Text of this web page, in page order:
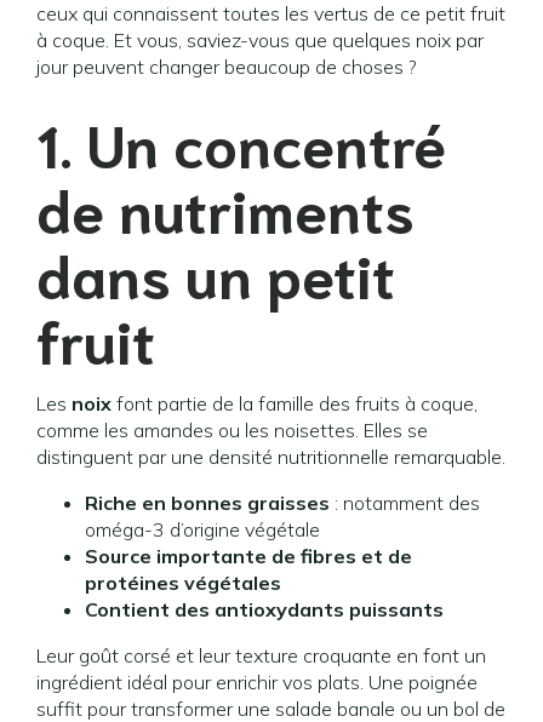
ceux qui connaissent toutes les vertus de ce petit fruit
à coque. Et vous, saviez-vous que quelques noix par
jour peuvent changer beaucoup de choses ?
1. Un concentré
de nutriments
dans un petit
fruit
Les noix font partie de la famille des fruits à coque,
comme les amandes ou les noisettes. Elles se
distinguent par une densité nutritionnelle remarquable.
Riche en bonnes graisses : notamment des
oméga-3 d’origine végétale
Source importante de fibres et de
protéines végétales
Contient des antioxydants puissants
Leur goût corsé et leur texture croquante en font un
ingrédient idéal pour enrichir vos plats. Une poignée
suffit pour transformer une salade banale ou un bol de